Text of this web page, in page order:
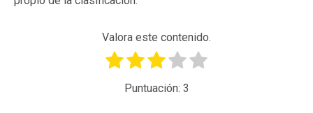
Valora este contenido.
Puntuación: 3